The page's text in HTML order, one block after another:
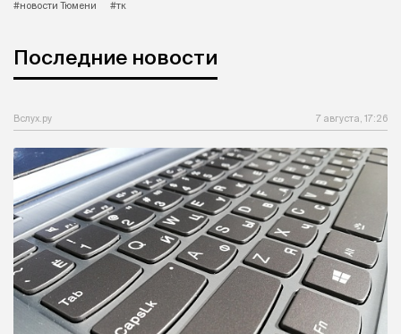
#новости Тюмени
#тк
Последние новости
Вслух.ру 7 августа, 17:26